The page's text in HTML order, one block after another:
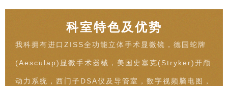
科室特色及优势
我科拥有进口ZISS全功能立体手术显微镜，德国蛇牌
(Aesculap)显微手术器械，美国史塞克(Stryker)开颅
动力系统，西门子DSA仪及导管室，数字视频脑电图，